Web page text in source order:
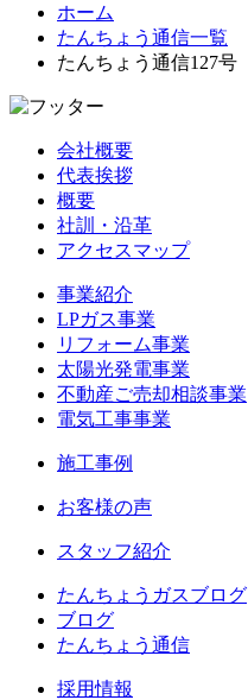
ホーム
たんちょう通信一覧
たんちょう通信127号
会社概要
代表挨拶
概要
社訓・沿革
アクセスマップ
事業紹介
LPガス事業
リフォーム事業
太陽光発電事業
不動産ご売却相談事業
電気工事事業
施工事例
お客様の声
スタッフ紹介
たんちょうガスブログ
ブログ
たんちょう通信
採用情報